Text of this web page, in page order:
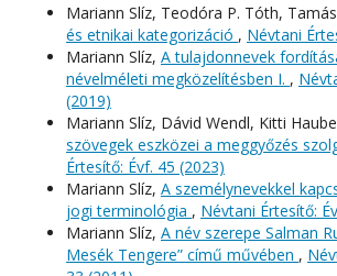
Mariann Slíz, Teodóra P. Tóth,
és etnikai kategorizáció , Névtani
Mariann Slíz, A tulajdonnevek
névelméleti megközelítésben I. ,
(2019)
Mariann Slíz, Dávid Wendl, Kitti
szövegek eszközei a meggyőzés
Értesítő: Évf. 45 (2023)
Mariann Slíz, A személynevekkel
jogi terminológia , Névtani Értesítő:
Mariann Slíz, A név szerepe Salman
Mesék Tengere” című művében ,